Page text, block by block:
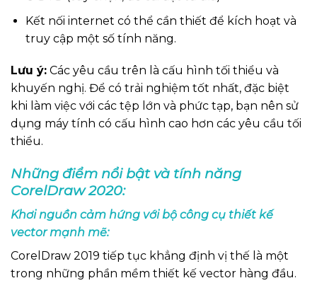
Kết nối internet có thể cần thiết để kích hoạt và
truy cập một số tính năng.
Lưu ý: Các yêu cầu trên là cấu hình tối thiểu và
khuyến nghị. Để có trải nghiệm tốt nhất, đặc biệt
khi làm việc với các tệp lớn và phức tạp, bạn nên sử
dụng máy tính có cấu hình cao hơn các yêu cầu tối
thiểu.
Những điểm nổi bật và tính năng
CorelDraw 2020:
Khơi nguồn cảm hứng với bộ công cụ thiết kế
vector mạnh mẽ:
CorelDraw 2019 tiếp tục khẳng định vị thế là một
trong những phần mềm thiết kế vector hàng đầu.